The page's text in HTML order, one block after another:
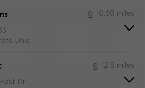
10.68 miles
Unis
12.5 miles
Dr